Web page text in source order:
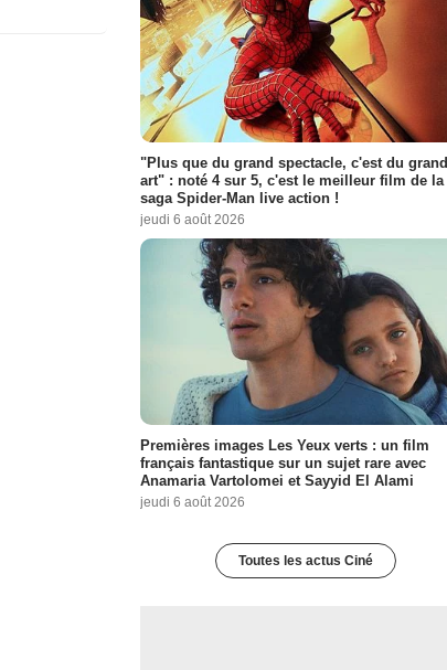
"Plus que du grand spectacle, c'est du grand
art" : noté 4 sur 5, c'est le meilleur film de la
saga Spider-Man live action !
jeudi 6 août 2026
Premières images Les Yeux verts : un film
français fantastique sur un sujet rare avec
Anamaria Vartolomei et Sayyid El Alami
jeudi 6 août 2026
Toutes les actus Ciné